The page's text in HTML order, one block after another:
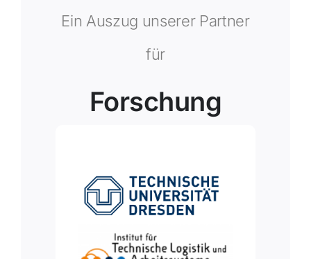
Ein Auszug unserer Partner
für
Forschung